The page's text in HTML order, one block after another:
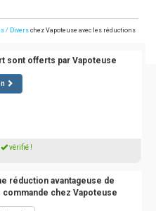
/ Divers chez Vapoteuse avec les réductions
sont offerts par Vapoteuse
vérifié !
réduction avantageuse de
commande chez Vapoteuse